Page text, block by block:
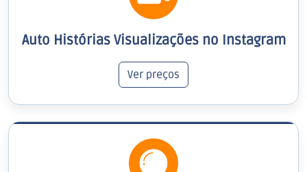
Auto Histórias Visualizações no Instagram
Ver preços